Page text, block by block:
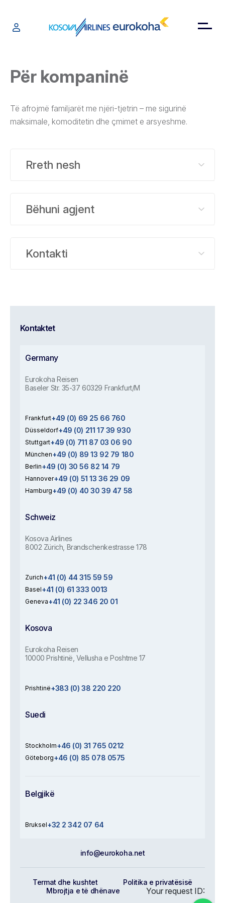
Për kompaninë
Të afrojmë familjarët me njëri-tjetrin – me sigurinë
maksimale, komoditetin dhe çmimet e arsyeshme.
Rreth nesh
Bëhuni agjent
Kontakti
Kontaktet
Germany
Eurokoha Reisen
Baseler Str. 35-37 60329 Frankfurt/M
Frankfurt+49 (0) 69 25 66 760
Düsseldorf+49 (0) 211 17 39 930
Stuttgart+49 (0) 711 87 03 06 90
München+49 (0) 89 13 92 79 180
Berlin+49 (0) 30 56 82 14 79
Hannover+49 (0) 51 13 36 29 09
Hamburg+49 (0) 40 30 39 47 58
Schweiz
Kosova Airlines
8002 Zürich, Brandschenkestrasse 178
Zurich+41 (0) 44 315 59 59
Basel+41 (0) 61 333 0013
Geneva+41 (0) 22 346 20 01
Kosova
Eurokoha Reisen
10000 Prishtinë, Vellusha e Poshtme 17
Prishtinë+383 (0) 38 220 220
Suedi
Stockholm+46 (0) 31 765 0212
Göteborg+46 (0) 85 078 0575
Belgjikë
Bruksel+32 2 342 07 64
info@eurokoha.net
Termat dhe kushtet
Politika e privatësisë
Mbrojtja e të dhënave
Your request ID: